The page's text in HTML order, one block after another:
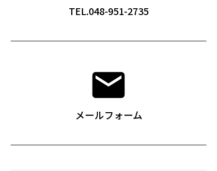
TEL.048-951-2735
メールフォーム